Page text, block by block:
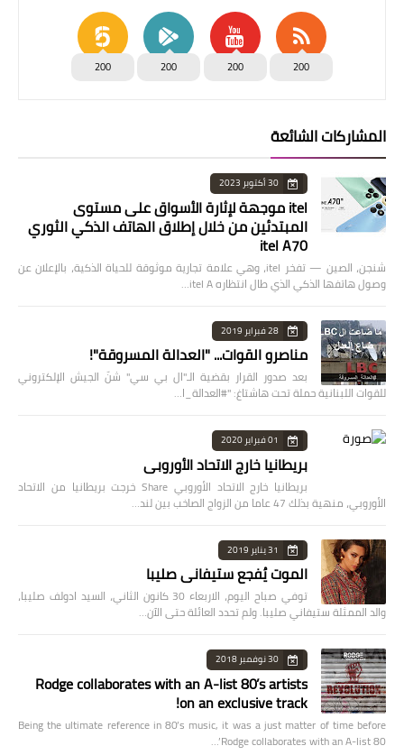
200
200
200
200
المشاركات الشائعة
30 أكتوبر 2023
itel موجهة لإثارة الأسواق على مستوى
المبتدئين من خلال إطلاق الهاتف الذكي الثوري
itel A70
شنجن، الصين — تفخر itel، وهي علامة تجارية موثوقة للحياة الذكية، بالإعلان عن
وصول هاتفها الذكي الذي طال انتظاره itel A…
28 فبراير 2019
مناصرو القوات... "العدالة المسروقة"!
بعد صدور القرار بقضية الـ"ال بي سي" شنّ الجيش الإلكتروني
للقوات اللبنانية حملة تحت هاشتاغ: "#العدالة_ا…
01 فبراير 2020
بريطانيا خارج الاتحاد الأوروبي
بريطانيا خارج الاتحاد الأوروبي Share خرجت بريطانيا من الاتحاد
الأوروبي، منهية بذلك 47 عاما من الزواج الصاخب بين لند…
31 يناير 2019
الموت يُفجع ستيفاني صليبا
توفي صباح اليوم، الاربعاء 30 كانون الثاني، السيد ادولف صليبا،
والد الممثلة ستيفاني صليبا. ولم تحدد العائلة حتى الآن…
30 نوفمبر 2018
Rodge collaborates with an A-list 80’s artists
on an exclusive track!
Being the ultimate reference in 80’s music, it was a just matter of time before
Rodge collaborates with an A-list 80’…